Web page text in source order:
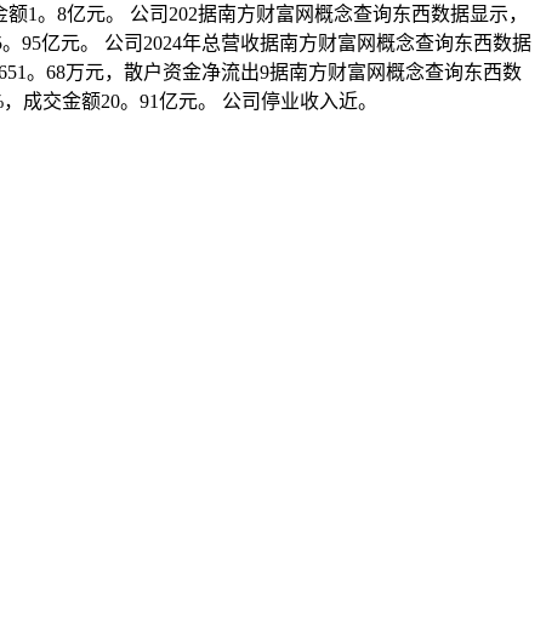
1。8亿元。 公司202据南方财富网概念查询东西数据显示，
95亿元。 公司2024年总营收据南方财富网概念查询东西数据
。68万元，散户资金净流出9据南方财富网概念查询东西数
成交金额20。91亿元。 公司停业收入近。